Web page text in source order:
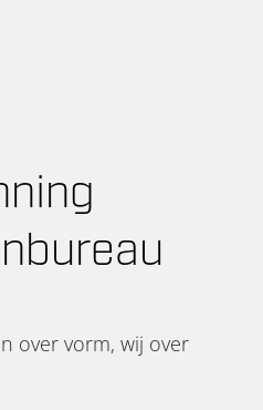
over vorm, wij over